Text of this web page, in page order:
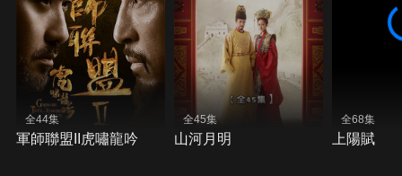
全44集
軍師聯盟II虎嘯龍吟
全45集
山河月明
全68集
上陽賦